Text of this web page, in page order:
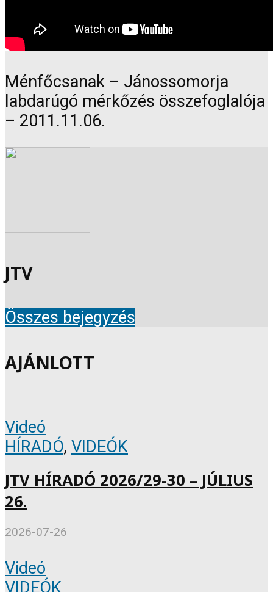
Ménfőcsanak – Jánossomorja
labdarúgó mérkőzés összefoglalója
– 2011.11.06.
JTV
Összes bejegyzés
AJÁNLOTT
Videó
HÍRADÓ, VIDEÓK
JTV HÍRADÓ 2026/29-30 – JÚLIUS
26.
2026-07-26
Videó
VIDEÓK